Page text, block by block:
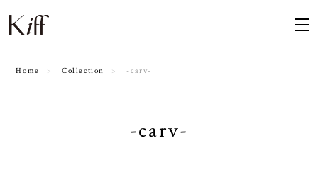
Home Collection -carv-
-carv-